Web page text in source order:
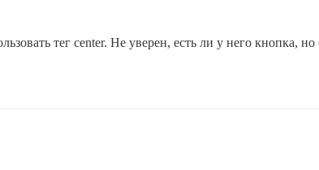
тег center. Не уверен, есть ли у него кнопка,